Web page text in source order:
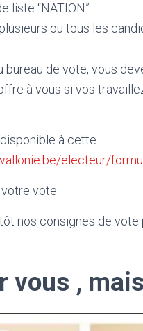
liste “NATION”
ou tous les
bureau de vote, vous
à vous si vos
à cette
electeur/
vote.
nos consignes de
vous ,